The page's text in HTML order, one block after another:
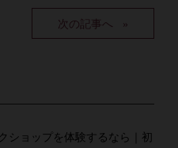
次の記事へ
ショップを体験するなら｜初